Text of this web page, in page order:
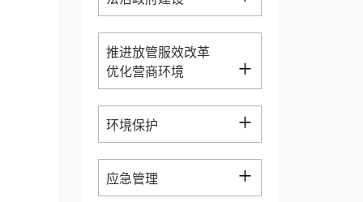
推进放管服效改革
优化营商环境
+
环境保护 +
应急管理 +